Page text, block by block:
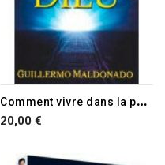
RUPTURE DE STOCK C
omment vivre dans la puissance surnaturelle de Dieu
20,00 €